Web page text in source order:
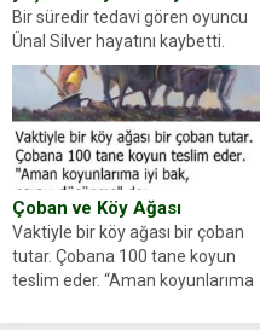
Bir süredir tedavi gören oyuncu
Ünal Silver hayatını kaybetti.
Haberi, oyuncunun menajerlik
ajansı duyurdu. Renda Güner,
sosyal medya hesabında “Usta
Oyuncumuz ve çok değerli
dostumuz...
Çoban ve Köy Ağası
Vaktiyle bir köy ağası bir çoban
tutar. Çobana 100 tane koyun
teslim eder. “Aman koyunlarıma